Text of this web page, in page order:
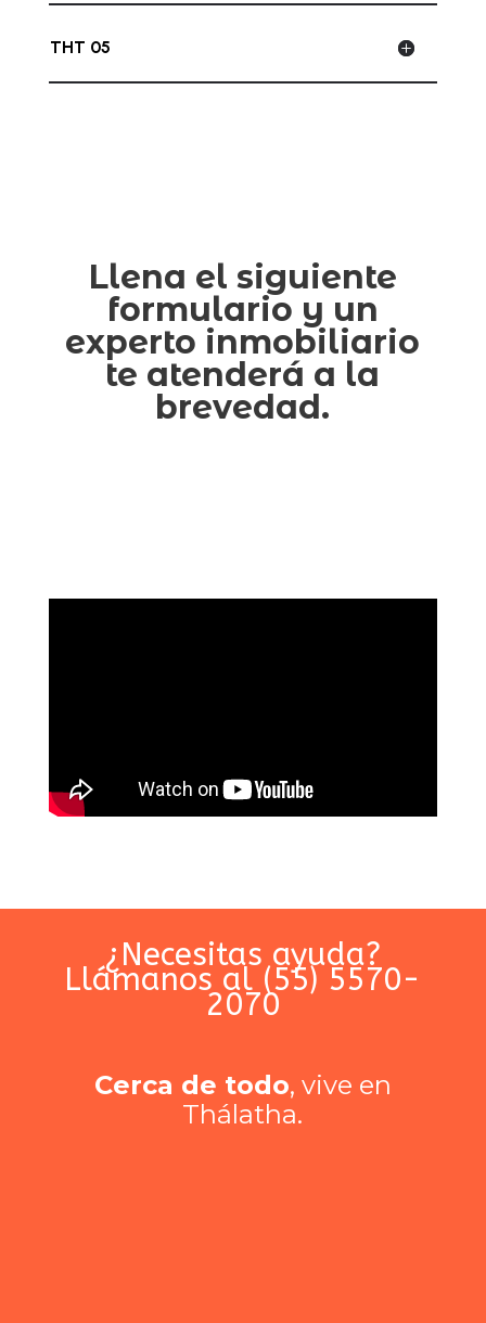
THT 05
Llena el siguiente
formulario y un
experto inmobiliario
te atenderá a la
brevedad.
¿Necesitas ayuda?
Llámanos al (55) 5570-
2070
Cerca de todo, vive en
Thálatha.